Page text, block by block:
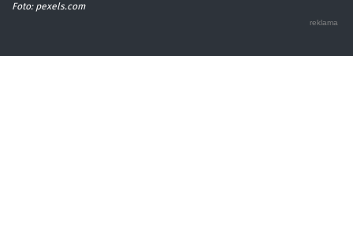
Foto: pexels.com